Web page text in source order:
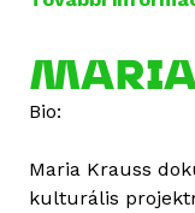
MARIA
Bio:
Maria Krauss
kulturális